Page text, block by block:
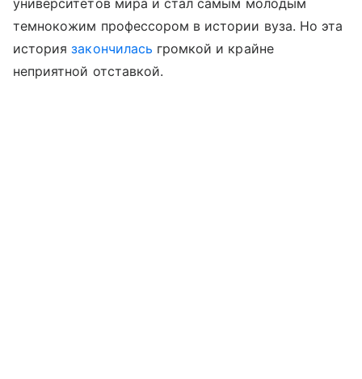
университетов мира и стал самым молодым
темнокожим профессором в истории вуза. Но эта
историязакончилась громкой и крайне
неприятной отставкой.